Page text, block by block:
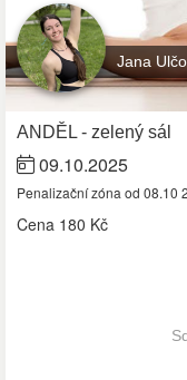
Jana
ANDĚL - zelený sál
09.10.2025
Penalizační zóna od 08.10
Cena 180 Kč